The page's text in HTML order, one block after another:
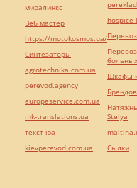
миралинкс
Веб мастер
https://motokosmos.ua/
Синтезаторы
agrotechnika.com.ua
perevod.agency
europeservice.com.ua
mk-translations.ua
текст юа
kievperevod.com.ua
Шкафы
Stelya
Cылки